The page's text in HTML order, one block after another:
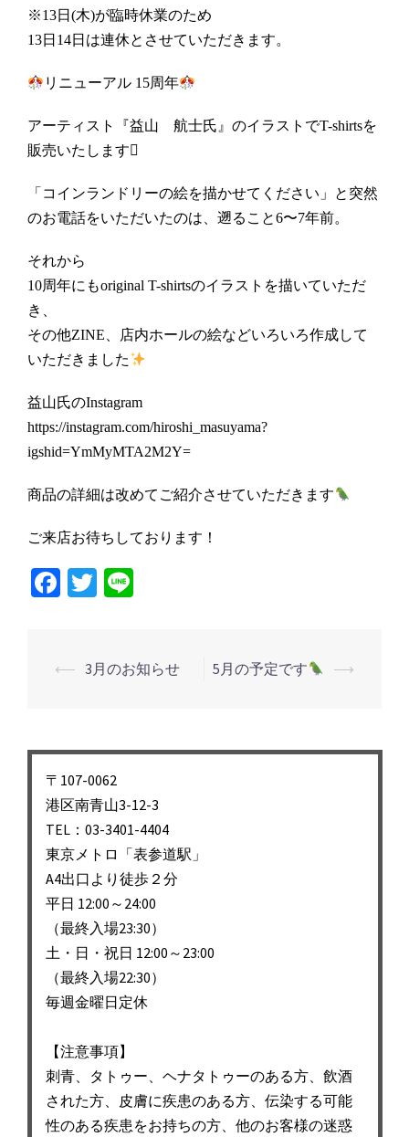
※13日(木)が臨時休業のため
13日14日は連休とさせていただきます。
リニューアル 15周年
アーティスト『益山 航士氏』のイラストでT-shirtsを
販売いたします
「コインランドリーの絵を描かせてください」と突然
のお電話をいただいたのは、遡ること6〜7年前。
それから
10周年にもoriginal T-shirtsのイラストを描いていただ
き、
その他ZINE、店内ホールの絵などいろいろ作成して
いただきました
益山氏のInstagram
https://instagram.com/hiroshi_masuyama?
igshid=YmMyMTA2M2Y=
商品の詳細は改めてご紹介させていただきます
ご来店お待ちしております！
Facebook
Twitter
投
ビ
ゲ
ー
シ
ョ
ン
⟵ 3月のお知らせ 5月の予定です ⟶
〒107-0062
港区南青山3-12-3
TEL：03-3401-4404
東京メトロ「表参道駅」
A4出口より徒歩２分
平日 12:00～24:00
（最終入場23:30）
土・日・祝日 12:00～23:00
（最終入場22:30）
毎週金曜日定休
【注意事項】
刺青、タトゥー、ヘナタトゥーのある方、飲酒
された方、皮膚に疾患のある方、伝染する可能
性のある疾患をお持ちの方、他のお客様の迷惑